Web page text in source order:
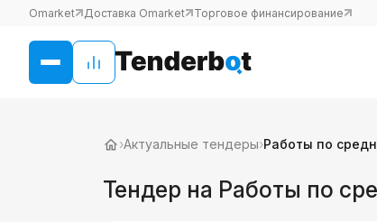
Omarket Доставка Omarket Торговое финансирование
›Актуальные тендеры›Работы по
Тендер на Работы по